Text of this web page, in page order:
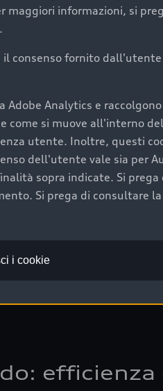
maggiori informazioni, si
.
consenso fornito dall'utente
Adobe Analytics e
come si muove all'interno
utente. Inoltre, questi
dell'utente vale sia per
sopra indicate. Si
Si prega di consultare
i cookie
acquistare
acquistare un’auto
a uno stato
completa della
una buona
e componenti principali
ufficiale Audi che offre
e coperto da garanzia
efficienza